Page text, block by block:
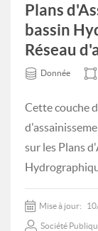
Plans
bassin
Réseau
Donnée
Cette couche
sur les Plans
Mise à jour:
Société